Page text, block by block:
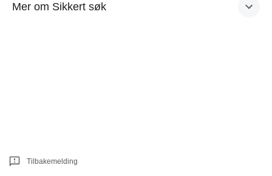
Mer om Sikkert søk
Tilbakemelding